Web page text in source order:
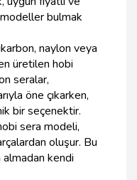
bulmak
naylon veya
üretilen hobi
seralar,
öne çıkarken,
bir seçenektir.
sera modeli,
oluşur. Bu
kendi